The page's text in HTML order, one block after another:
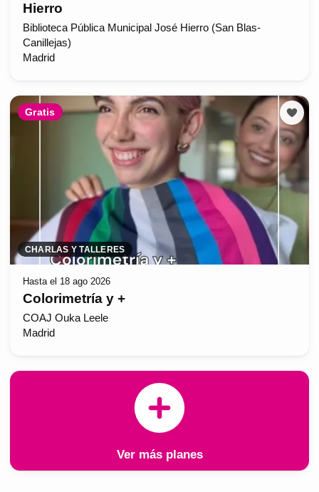
Hierro
Biblioteca Pública Municipal José Hierro (San Blas-
Canillejas)
Madrid
Gratis
CHARLAS Y TALLERES
Hasta el 18 ago 2026
Colorimetría y +
COAJ Ouka Leele
Madrid
Ver más planes